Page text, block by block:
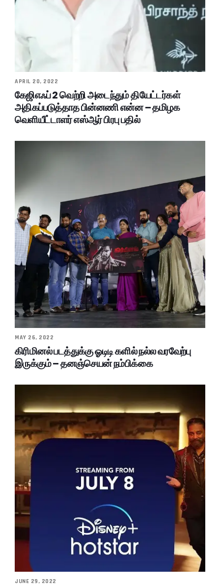
APRIL 20, 2022
கேஜிஎஃப் 2 வெற்றி அடைந்தும் தியேட்டர்கள்
அதிகப்படுத்தாத பின்னணி என்ன – தமிழக
வெளியீட்டாளர் எஸ்ஆர் பிரபு பதில்
MAY 26, 2022
கிரிமினல் படத்துக்கு ஓடிடி களில் நல்ல வரவேற்பு
இருக்கும் – தனஞ்செயன் நம்பிக்கை
JUNE 29, 2022